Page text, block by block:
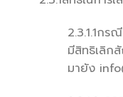
2.3.1.1กร
มีสิทธิเลิก
มายัง